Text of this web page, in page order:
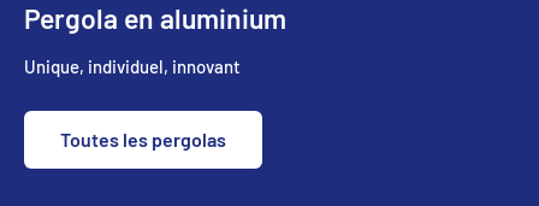
Pergola en aluminium
Unique, individuel, innovant
Toutes les pergolas